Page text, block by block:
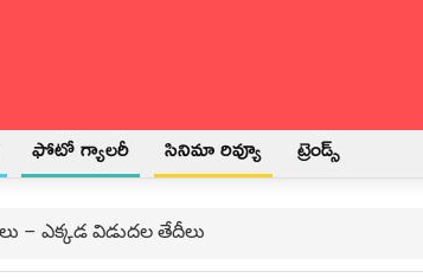
ఫోటో గ్యాలరీ సినిమా రివ్యూ ట్రెండ్స్
– ఎక్కడ విడుదల తేదీలు